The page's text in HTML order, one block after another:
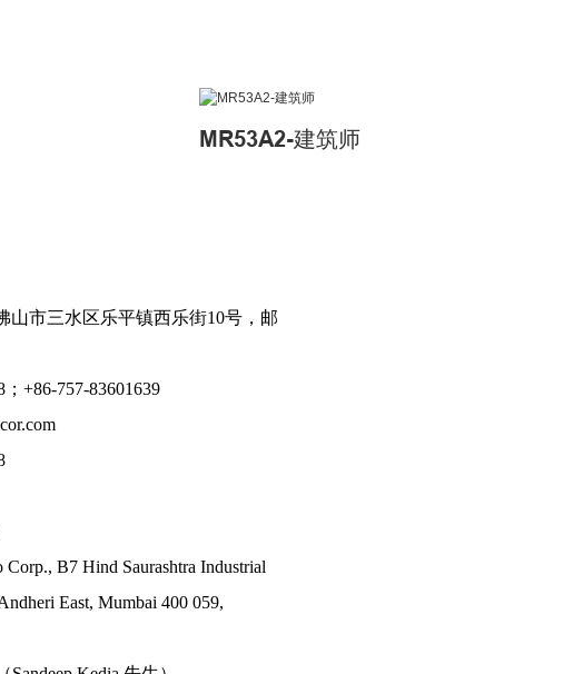
MR53A2-建筑师
山市三水区乐平镇西乐街10号，邮
+86-757-83601639
Corp., B7 Hind Saurashtra Industrial
East, Mumbai 400 059,